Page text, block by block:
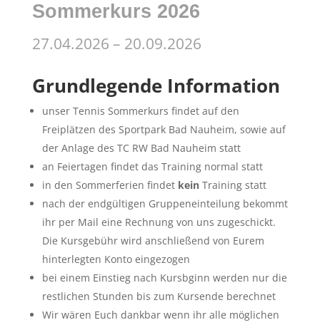
Sommerkurs 2026
27.04.2026 – 20.09.2026
Grundlegende Information
unser Tennis Sommerkurs findet auf den
Freiplätzen des Sportpark Bad Nauheim, sowie auf
der Anlage des TC RW Bad Nauheim statt
an Feiertagen findet das Training normal statt
in den Sommerferien findet keinTraining statt
nach der endgültigen Gruppeneinteilung bekommt
ihr per Mail eine Rechnung von uns zugeschickt.
Die Kursgebühr wird anschließend von Eurem
hinterlegten Konto eingezogen
bei einem Einstieg nach Kursbginn werden nur die
restlichen Stunden bis zum Kursende berechnet
Wir wären Euch dankbar wenn ihr alle möglichen